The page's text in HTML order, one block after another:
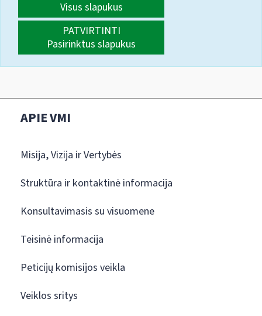
Visus slapukus
PATVIRTINTI
Pasirinktus slapukus
APIE VMI
Misija, Vizija ir Vertybės
Struktūra ir kontaktinė informacija
Konsultavimasis su visuomene
Teisinė informacija
Peticijų komisijos veikla
Veiklos sritys